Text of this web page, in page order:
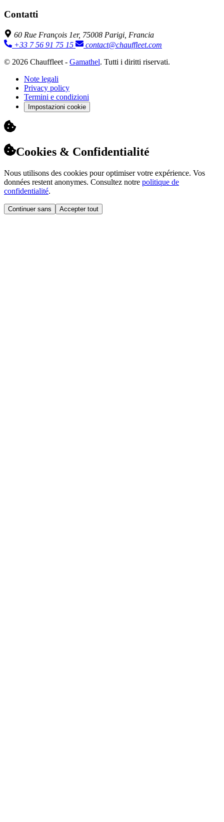
Contatti
60 Rue François 1er, 75008 Parigi, Francia
+33 7 56 91 75 15
contact@chauffleet.com
© 2026 Chauffleet - Gamathel. Tutti i diritti riservati.
Note legali
Privacy policy
Termini e condizioni
Impostazioni cookie
Cookies & Confidentialité
Nous utilisons des cookies pour optimiser votre expérience. Vos
données restent anonymes. Consultez notre politique de
confidentialité.
Continuer sans Accepter tout